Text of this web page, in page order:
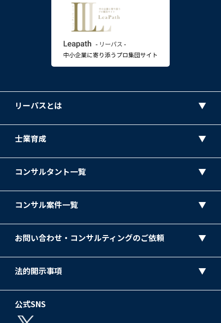
リーパスとは
士業育成
コンサルタント一覧
コンサル案件一覧
お問い合わせ・コンサルティングのご依頼
法的開示事項
公式SNS